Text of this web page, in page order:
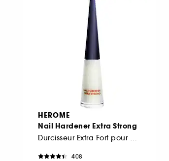
HEROME
Nail Hardener Extra Strong
408